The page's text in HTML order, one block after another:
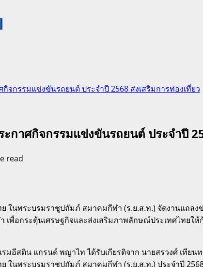
จกรรมแข่งขันรถยนต์ ประจำปี 2568 ส่งเสริมการท่องเที่ยว
กาศกิจกรรมแข่งขันรถยนต์ ประจำปี
read
ในพระบรมราชูปถัมภ์ สมาคมกีฬา (ร.ย.ส.ท.) จัดงานแถ
เพื่อกระตุ้นเศรษฐกิจและส่งเสริมภาพลักษณ์ประเทศไท
มอีสติน แกรนด์ พญาไท ได้รับเกียรติจาก นายสรวงศ์ เทีย
ในพระบรมราชูปถัมภ์ สมาคมกีฬา (ร.ย.ส.ท.) ประจำปี